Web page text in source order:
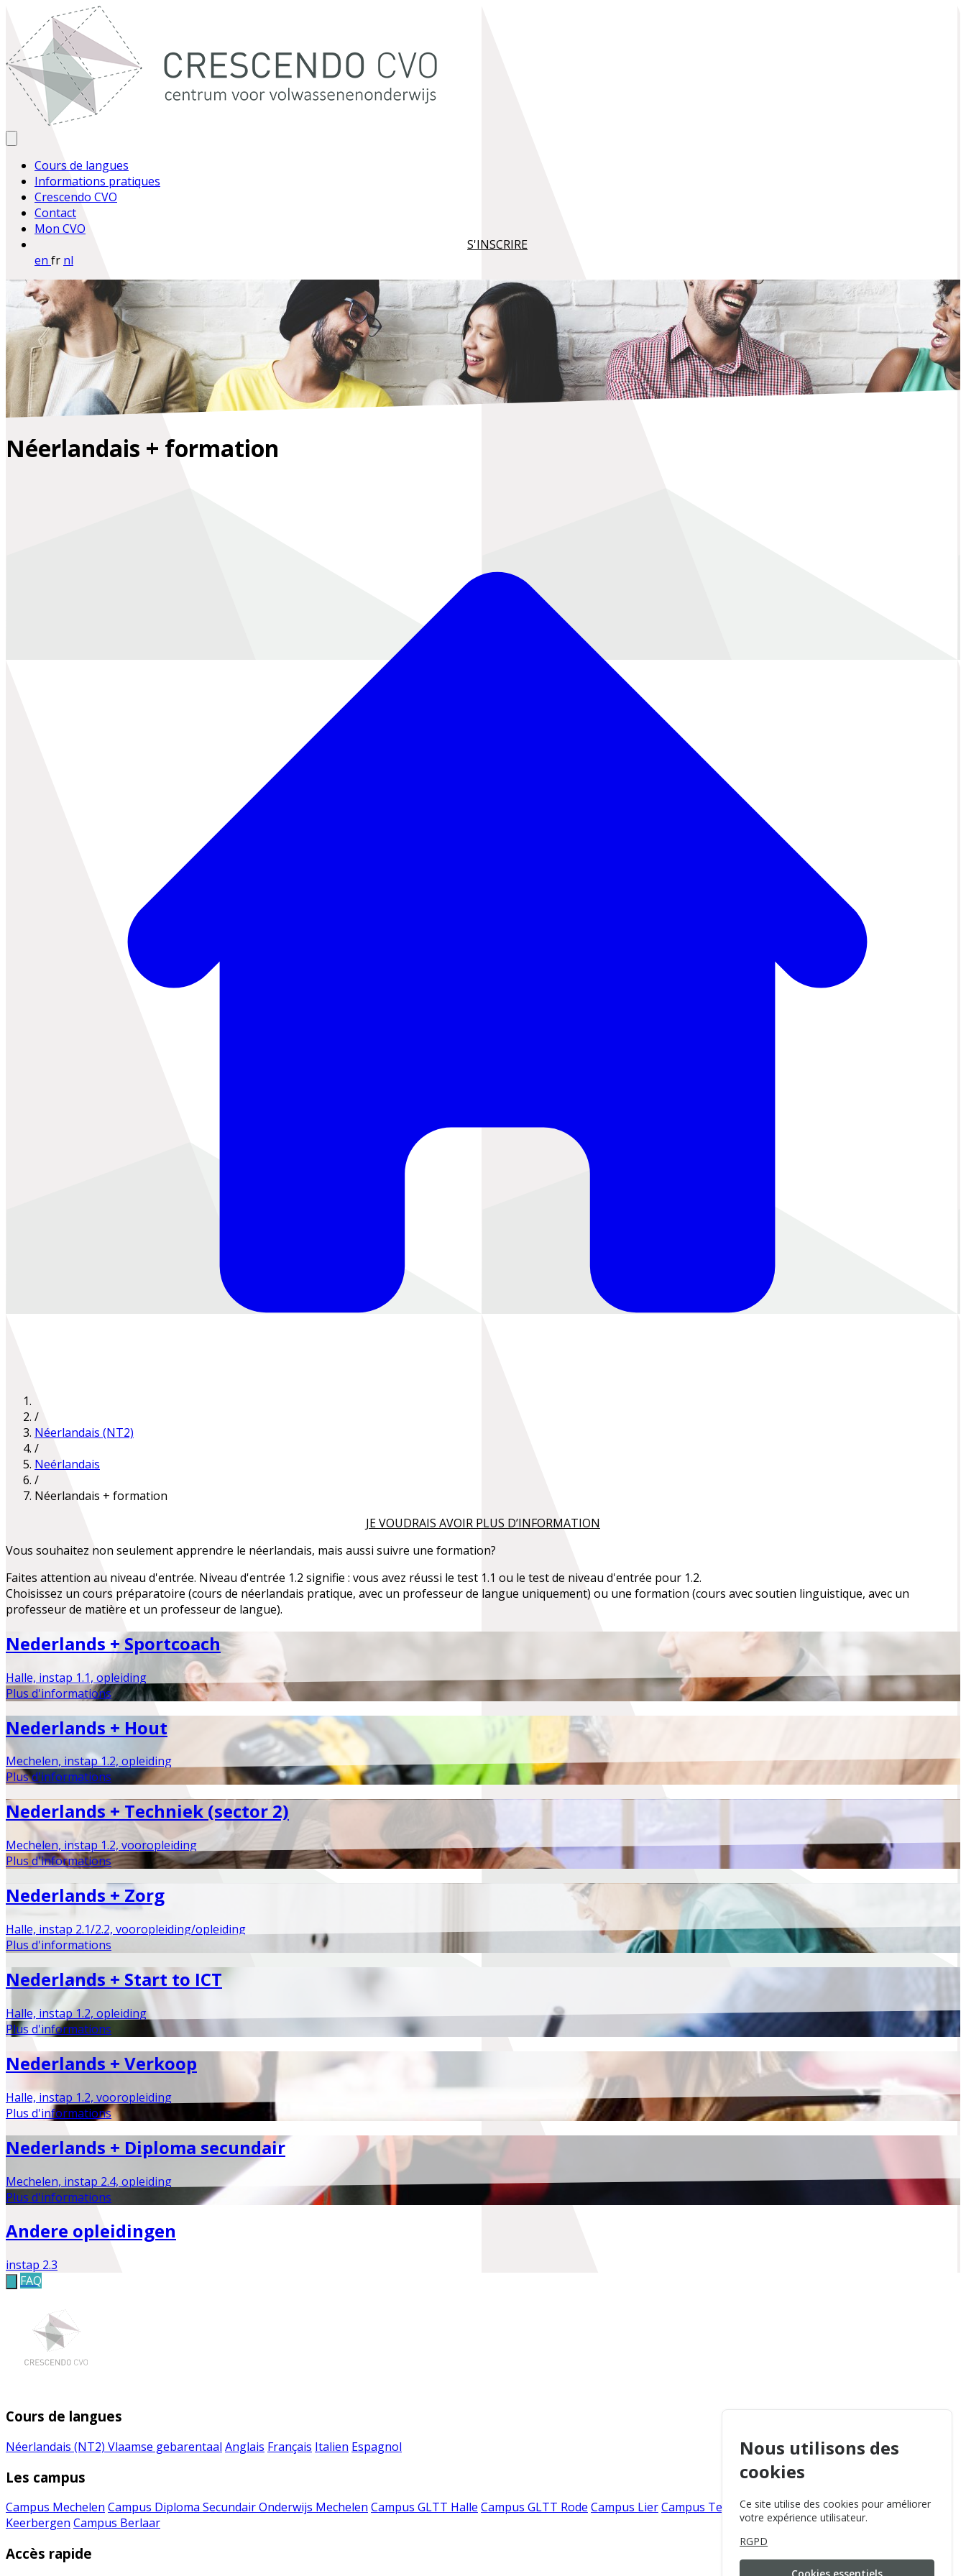
Cours de langues
Informations pratiques
Crescendo CVO
Contact
Mon CVO
S'INSCRIRE
en fr nl
Néerlandais + formation
/
Néerlandais (NT2)
/
Neérlandais
/
Néerlandais + formation
JE VOUDRAIS AVOIR PLUS D’INFORMATION
Vous souhaitez non seulement apprendre le néerlandais, mais aussi suivre une formation?
Faites attention au niveau d'entrée. Niveau d'entrée 1.2 signifie : vous avez réussi le test 1.1 ou le test de niveau d'entrée pour 1.2.
Choisissez un cours préparatoire (cours de néerlandais pratique, avec un professeur de langue uniquement) ou une formation (cours avec soutien linguistique, avec un
professeur de matière et un professeur de langue).
Nederlands + Sportcoach
Halle, instap 1.1, opleiding
Plus d'informations
Nederlands + Hout
Mechelen, instap 1.2, opleiding
Plus d'informations
Nederlands + Techniek (sector 2)
Mechelen, instap 1.2, vooropleiding
Plus d'informations
Nederlands + Zorg
Halle, instap 2.1/2.2, vooropleiding/opleiding
Plus d'informations
Nederlands + Start to ICT
Halle, instap 1.2, opleiding
Plus d'informations
Nederlands + Verkoop
Halle, instap 1.2, vooropleiding
Plus d'informations
Nederlands + Diploma secundair
Mechelen, instap 2.4, opleiding
Plus d'informations
Andere opleidingen
instap 2.3
FAQ
Cours de langues
Néerlandais (NT2) Vlaamse gebarentaal Anglais Français Italien Espagnol
Les campus
Campus Mechelen Campus Diploma Secundair Onderwijs Mechelen Campus GLTT Halle Campus GLTT Rode Campus LierCampus TervurenCampus ZaventemCampus
Keerbergen Campus Berlaar
Accès rapide
Nous utilisons des
cookies
Ce site utilise des cookies pour améliorer
votre expérience utilisateur.
RGPD